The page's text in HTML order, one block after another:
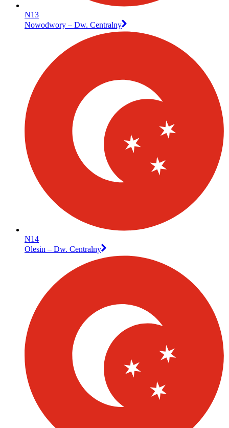
N13
Nowodwory – Dw. Centralny
N14
Olesin – Dw. Centralny